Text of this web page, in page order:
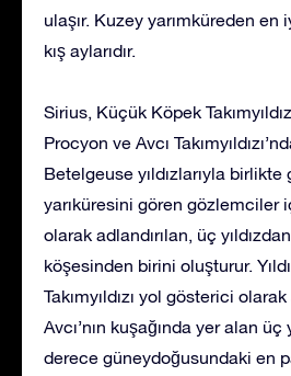
ulaşır. Kuzey yarımküreden
kış aylarıdır.
Sirius, Küçük Köpek
Procyon ve Avcı
Betelgeuse yıldızlarıyla
yarıküresini gören gözlemciler
olarak adlandırılan, üç
köşesinden birini oluşturur.
Takımyıldızı yol gösterici
Avcı’nın kuşağında yer alan üç
derece güneydoğusundaki en